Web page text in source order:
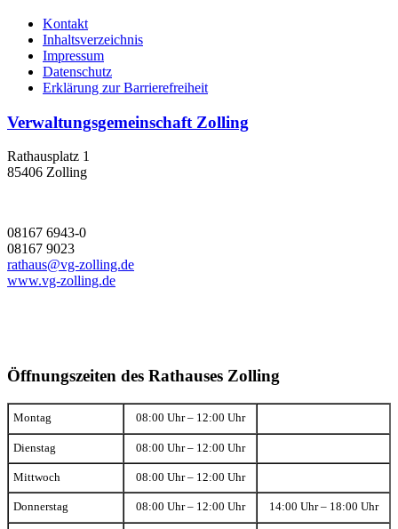
Kontakt
Inhaltsverzeichnis
Impressum
Datenschutz
Erklärung zur Barrierefreiheit
Verwaltungsgemeinschaft Zolling
Rathausplatz 1
85406 Zolling
08167 6943-0
08167 9023
rathaus@vg-zolling.de
www.vg-zolling.de
Öffnungszeiten des Rathauses Zolling
Montag 08:00 Uhr – 12:00 Uhr
Dienstag 08:00 Uhr – 12:00 Uhr
Mittwoch 08:00 Uhr – 12:00 Uhr
Donnerstag 08:00 Uhr – 12:00 Uhr 14:00 Uhr – 18:00 Uhr